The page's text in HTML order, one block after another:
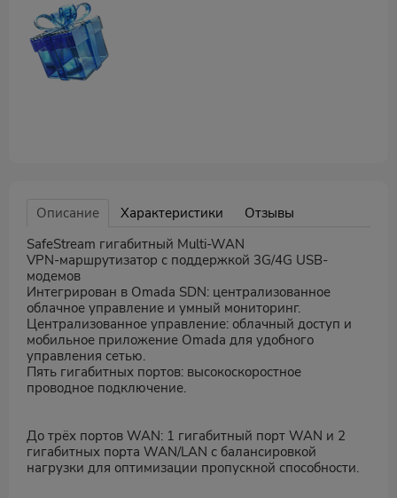
Описание Характеристики
Отзывы
SafeStream гигабитный Multi-WAN
VPN‑маршрутизатор с поддержкой 3G/4G USB-
модемов
Интегрирован в Omada SDN: централизованное
облачное управление и умный мониторинг.
Централизованное управление: облачный доступ и
мобильное приложение Omada для удобного
управления сетью.
Пять гигабитных портов: высокоскоростное
проводное подключение.
До трёх портов WAN: 1 гигабитный порт WAN и 2
гигабитных порта WAN/LAN с балансировкой
нагрузки для оптимизации пропускной способности.